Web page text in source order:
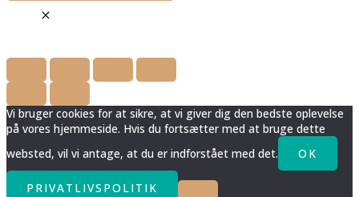
Vi bruger cookies for at sikre, at vi giver dig den bedste oplevelse
på vores hjemmeside. Hvis du fortsætter med at bruge dette
websted, vil vi antage, at du er indforstået med det.
OK
PRIVATLIVSPOLITIK